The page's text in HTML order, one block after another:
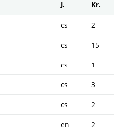
J. Kr.
cs 2
cs 15
cs 1
cs 3
cs 2
en 2